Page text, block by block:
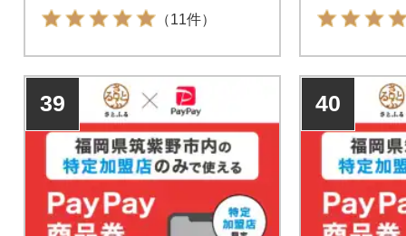
のお支払いにご利用いただけ
ます。福岡県筑紫野市在住の
方はPayPay商品券を受け取れ
ませんのでご注意ください。
（11件）
のお支払い
ます。福岡
方は
ませんので
39 40